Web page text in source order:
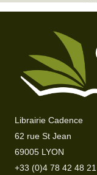
Librairie Cadence
62 rue St Jean
69005 LYON
+33 (0)4 78 42 48 21